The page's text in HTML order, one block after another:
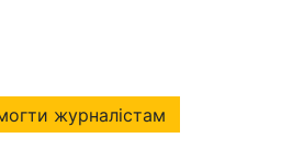
журналістам